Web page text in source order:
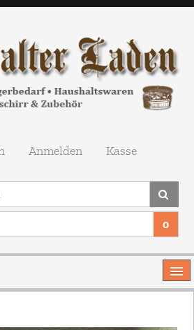
Anmelden Kasse
0
Warenkorb ist leer.